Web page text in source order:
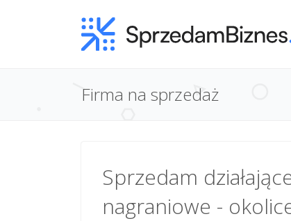
Firma na sprzedaż
Sprzedam
nagraniowe -